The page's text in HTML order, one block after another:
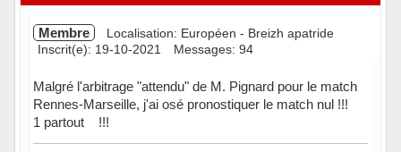
Membre
Localisation: Européen - Breizh apatride
Inscrit(e): 19-10-2021
Messages: 94
Malgré l'arbitrage "attendu" de M. Pignard pour le match
Rennes-Marseille, j'ai osé pronostiquer le match nul !!!
1 partout !!!